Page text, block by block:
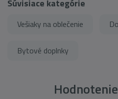
Súvisiace kategórie
Vešiaky na oblečenie
Bytové doplnky
Hodnotenie